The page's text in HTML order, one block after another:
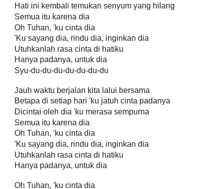
Hati ini kembali temukan senyum yang hilang
Semua itu karena dia
Oh Tuhan, 'ku cinta dia
'Ku sayang dia, rindu dia, inginkan dia
Utuhkanlah rasa cinta di hatiku
Hanya padanya, untuk dia
Syu-du-du-du-du-du-du-du
Jauh waktu berjalan kita lalui bersama
Betapa di setiap hari 'ku jatuh cinta padanya
Dicintai oleh dia 'ku merasa sempurna
Semua itu karena dia
Oh Tuhan, 'ku cinta dia
'Ku sayang dia, rindu dia, inginkan dia
Utuhkanlah rasa cinta di hatiku
Hanya padanya, untuk dia
Oh Tuhan, 'ku cinta dia